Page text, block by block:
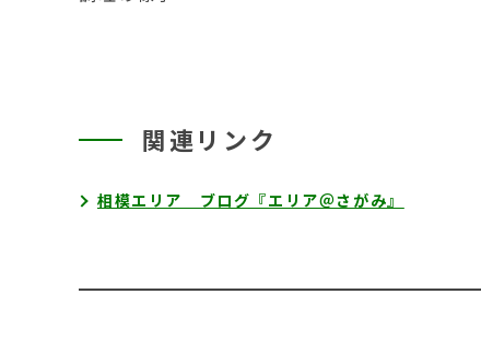
関連リンク
相模エリア ブログ『エリア＠さがみ』